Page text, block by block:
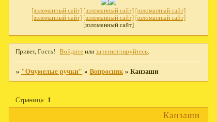
[взломанный сайт] [взломанный сайт] [взломанный сайт]
[взломанный сайт] [взломанный сайт] [взломанный сайт]
[взломанный сайт]
Привет, Гость! Войдите илизарегистрируйтесь
» "Очумелые ручки" » Вопросник » Канзаши
Канзаши
Страница: 1